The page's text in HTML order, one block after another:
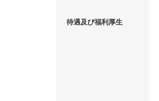
待遇及び福利厚生